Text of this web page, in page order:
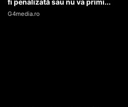
fi penalizată sau nu va primi...
G4media.ro